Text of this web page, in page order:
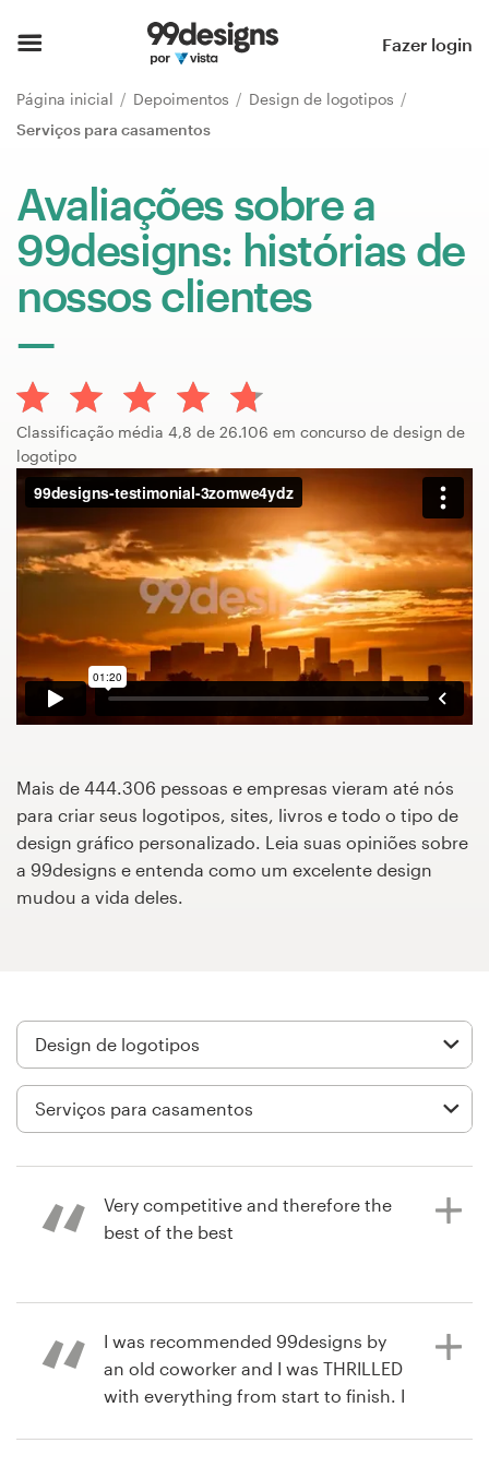
Fazer login
Página inicial Depoimentos
Design de logotipos
Serviços para casamentos
Avaliações sobre a
99designs: histórias de
nossos clientes
Classificação média 4,8 de 26.106 em concurso de design de
logotipo
Mais de 444.306 pessoas e empresas vieram até nós
para criar seus logotipos, sites, livros e todo o tipo de
design gráfico personalizado. Leia suas opiniões sobre
a 99designs e entenda como um excelente design
mudou a vida deles.
atcvenu4
Visualizar seu concurso de logotipo
Very competitive and therefore the
best of the best
I was recommended 99designs by
an old coworker and I was THRILLED
with everything from start to finish. I
Página inicial
Pesquisar categorias
Encontre um designer
Inspiração
99designs Pro
Serviços
de
design
Concursos de designs
Projetos 1-para-1
Encontre um designer
Veja inspirações
99designs Pro
Quero
Cartão de visita
Design de site
Manual de identidade da marca
Pesquisar todas as categorias
+1 877 834 4534
Central de Ajuda